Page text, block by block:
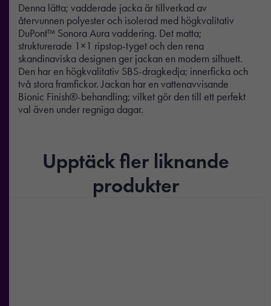
Denna lätta; vadderade jacka är tillverkad av
återvunnen polyester och isolerad med högkvalitativ
DuPont™ Sonora Aura vaddering. Det matta;
strukturerade 1×1 ripstop-tyget och den rena
skandinaviska designen ger jackan en modern silhuett.
Den har en högkvalitativ SBS-dragkedja; innerficka och
två stora framfickor. Jackan har en vattenavvisande
Bionic Finish®-behandling; vilket gör den till ett perfekt
val även under regniga dagar.
Upptäck fler liknande
produkter